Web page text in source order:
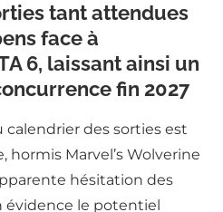
tant attendues
face à
6, laissant ainsi un
fin 2027
des sorties est
Marvel’s Wolverine
hésitation des
le potentiel